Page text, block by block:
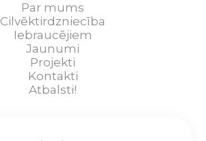
Par mums
Cilvēktirdzniecība
Iebraucējiem
Jaunumi
Projekti
Kontakti
Atbalsti!